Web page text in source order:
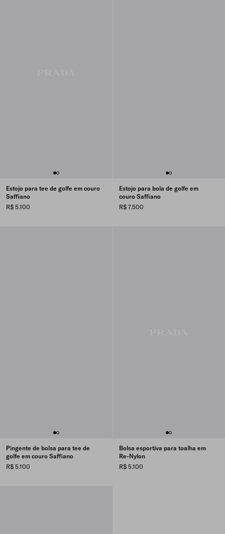
Estojo para tee de golfe em couro
Saffiano
R$ 5.100
Estojo para bola de golfe em
couro Saffiano
R$ 7.500
Pingente de bolsa para tee de
golfe em couro Saffiano
R$ 5.100
Bolsa esportiva para toalha em
Re-Nylon
R$ 5.100